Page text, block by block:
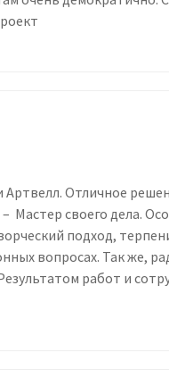
Отличное
своего дела.
подход,
вопросах. Так же,
работ и